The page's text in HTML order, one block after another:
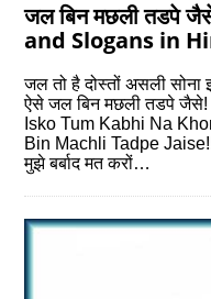
जल बिन मछली तडपे
and Slogans in
जल तो है दोस्तों असली सोना
ऐसे जल बिन मछली तडपे
Isko Tum Kabhi Na
Bin Machli Tadpe
मुझे बर्बाद मत करों…